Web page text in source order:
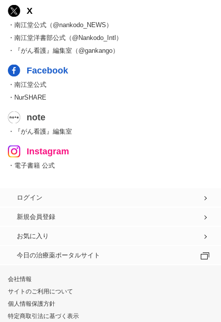
X
・南江堂公式（@nankodo_NEWS）
・南江堂洋書部公式（@Nankodo_Intl）
・『がん看護』編集室（@gankango）
Facebook
・南江堂公式
・NurSHARE
note
・『がん看護』編集室
Instagram
・電子書籍 公式
ログイン
新規会員登録
お気に入り
今日の治療薬ポータルサイト
会社情報
サイトのご利用について
個人情報保護方針
特定商取引法に基づく表示